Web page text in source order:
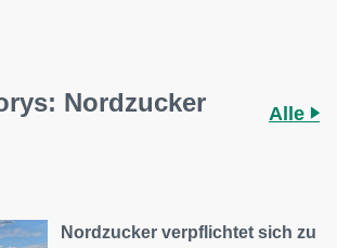
Nordzucker
Alle
Nordzucker verpflichtet sich zu